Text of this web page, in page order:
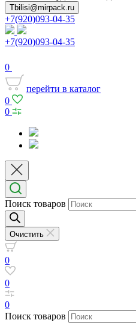
Tbilisi@mirpack.ru
+7(920)093-04-35
+7(920)093-04-35
0
перейти в каталог
0
0
Поиск товаров
Очистить
0
0
0
Поиск товаров